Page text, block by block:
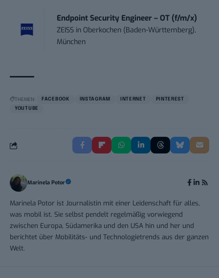
Endpoint Security Engineer – OT (f/m/x)
ZEISS in Oberkochen (Baden-Württemberg),
München
THEMEN: FACEBOOK INSTAGRAM INTERNET
PINTEREST
YOUTUBE
Marinela Potor
Marinela Potor ist Journalistin mit einer Leidenschaft für alles,
was mobil ist. Sie selbst pendelt regelmäßig vorwiegend
zwischen Europa, Südamerika und den USA hin und her und
berichtet über Mobilitäts- und Technologietrends aus der ganzen
Welt.